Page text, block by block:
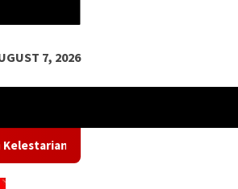
7, 2026
Sungai Indonesia 2026